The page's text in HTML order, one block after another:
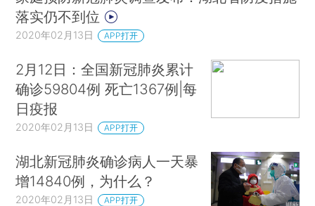
落实仍不到位
2020年02月13日 APP打开
2月12日：全国新冠肺炎累计
确诊59804例 死亡1367例|每
日疫报
2020年02月13日 APP打开
湖北新冠肺炎确诊病人一天暴
增14840例，为什么？
2020年02月13日 APP打开